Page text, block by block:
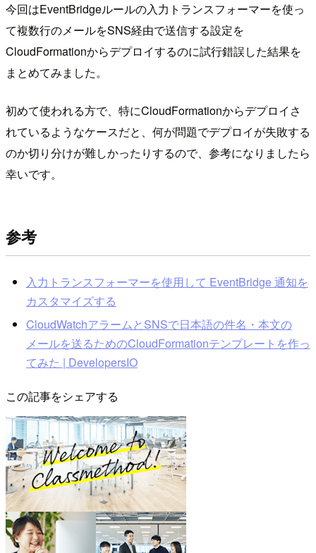
今回はEventBridgeルールの入力トランスフォーマーを使っ
て複数行のメールをSNS経由で送信する設定を
CloudFormationからデプロイするのに試行錯誤した結果を
まとめてみました。
初めて使われる方で、特にCloudFormationからデプロイさ
れているようなケースだと、何が問題でデプロイが失敗する
のか切り分けが難しかったりするので、参考になりましたら
幸いです。
参考
入力トランスフォーマーを使用して EventBridge 通知を
カスタマイズする
CloudWatchアラームとSNSで日本語の件名・本文の
メールを送るためのCloudFormationテンプレートを作っ
てみた | DevelopersIO
この記事をシェアする